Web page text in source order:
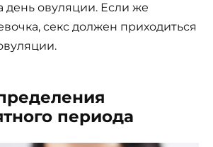
день овуляции. Если же
секс должен приходиться
периода